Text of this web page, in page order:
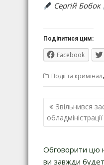
Сергій Бобок
Поділитися цим:
Facebook
Події та кримінал,
Навігація
записів
Звільнився
Обговорити цю
ви завжди